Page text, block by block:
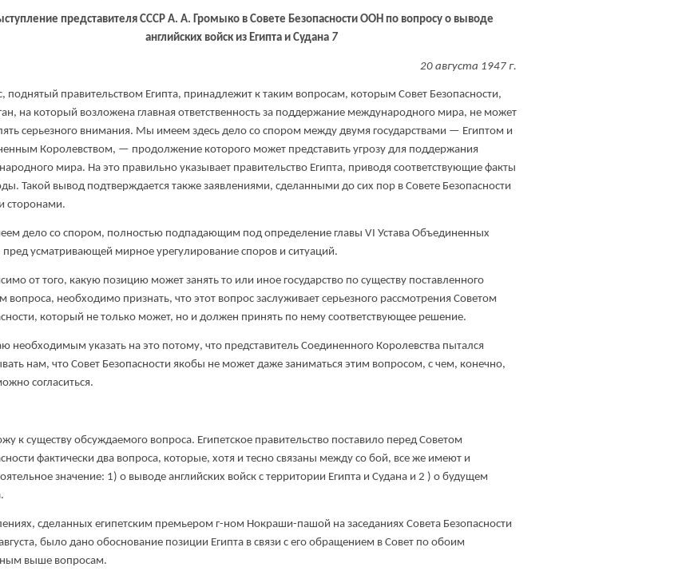
представителя СССР А. А. Громыко в Совете Безопасности ООН по вопросу о выводе
английских войск из Египта и Судана 7
20 августа 1947 г.
поднятый правительством Египта, принадлежит к таким вопросам, которым Совет Безопасности,
на который возложена главная ответственность за поддержание международного мира, не может
серьезного внимания. Мы имеем здесь дело со спором между двумя государствами — Египтом и
Королевством, — продолжение которого может представить угрозу для поддержания
мира. На это правильно указывает правительство Египта, приводя соответствующие факты
Такой вывод подтверждается также заявлениями, сделанными до сих пор в Совете Безопасности
сторонами.
дело со спором, полностью подпадающим под определение главы VI Устава Объединенных
пред усматривающей мирное урегулирование споров и ситуаций.
от того, какую позицию может занять то или иное государство по существу поставленного
вопроса, необходимо признать, что этот вопрос заслуживает серьезного рассмотрения Советом
который не только может, но и должен принять по нему соответствующее решение.
необходимым указать на это потому, что представитель Соединенного Королевства пытался
нам, что Совет Безопасности якобы не может даже заниматься этим вопросом, с чем, конечно,
согласиться.
к существу обсуждаемого вопроса. Египетское правительство поставило перед Советом
фактически два вопроса, которые, хотя и тесно связаны между со бой, все же имеют и
значение: 1) о выводе английских войск с территории Египта и Судана и 2 ) о будущем
сделанных египетским премьером г-ном Нокраши-пашой на заседаниях Совета Безопасности
было дано обоснование позиции Египта в связи с его обращением в Совет по обоим
выше вопросам.